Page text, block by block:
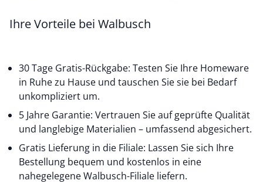
Ihre Vorteile bei Walbusch
30 Tage Gratis-Rückgabe: Testen Sie Ihre Homeware
in Ruhe zu Hause und tauschen Sie sie bei Bedarf
unkompliziert um.
5 Jahre Garantie: Vertrauen Sie auf geprüfte Qualität
und langlebige Materialien – umfassend abgesichert.
Gratis Lieferung in die Filiale: Lassen Sie sich Ihre
Bestellung bequem und kostenlos in eine
nahegelegene Walbusch-Filiale liefern.